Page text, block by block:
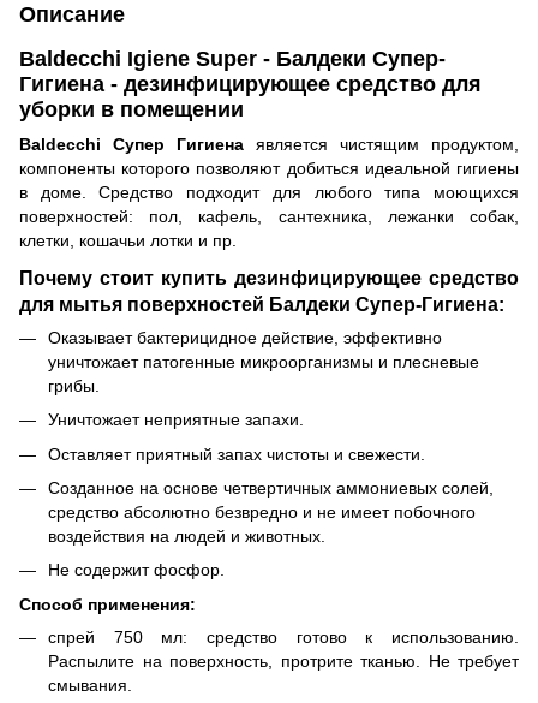
Описание
Baldecchi Igiene Super - Балдеки Супер-
Гигиена - дезинфицирующее средство для
уборки в помещении
Baldecchi Супер Гигиена является чистящим продуктом,
компоненты которого позволяют добиться идеальной гигиены
в доме. Средство подходит для любого типа моющихся
поверхностей: пол, кафель, сантехника, лежанки собак,
клетки, кошачьи лотки и пр.
Почему стоит купить дезинфицирующее средство
для мытья поверхностей Балдеки Супер-Гигиена:
Оказывает бактерицидное действие, эффективно
уничтожает патогенные микроорганизмы и плесневые
грибы.
Уничтожает неприятные запахи.
Оставляет приятный запах чистоты и свежести.
Созданное на основе четвертичных аммониевых солей,
средство абсолютно безвредно и не имеет побочного
воздействия на людей и животных.
Не содержит фосфор.
Способ применения:
спрей 750 мл: средство готово к использованию.
Распылите на поверхность, протрите тканью. Не требует
смывания.